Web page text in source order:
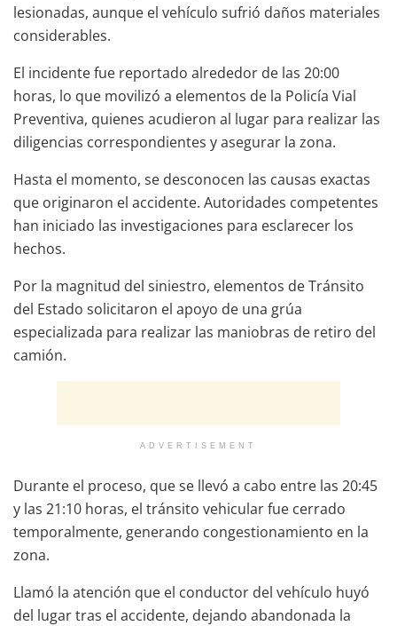
lesionadas, aunque el vehículo sufrió daños materiales
considerables.
El incidente fue reportado alrededor de las 20:00
horas, lo que movilizó a elementos de la Policía Vial
Preventiva, quienes acudieron al lugar para realizar las
diligencias correspondientes y asegurar la zona.
Hasta el momento, se desconocen las causas exactas
que originaron el accidente. Autoridades competentes
han iniciado las investigaciones para esclarecer los
hechos.
Por la magnitud del siniestro, elementos de Tránsito
del Estado solicitaron el apoyo de una grúa
especializada para realizar las maniobras de retiro del
camión.
ADVERTISEMENT
Durante el proceso, que se llevó a cabo entre las 20:45
y las 21:10 horas, el tránsito vehicular fue cerrado
temporalmente, generando congestionamiento en la
zona.
Llamó la atención que el conductor del vehículo huyó
del lugar tras el accidente, dejando abandonada la